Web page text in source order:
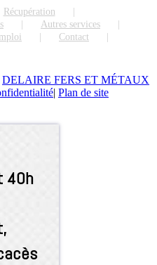
Récupération
Autres services
Contact
DELAIRE FERS ET MÉTAUX
| Plan de site
40h